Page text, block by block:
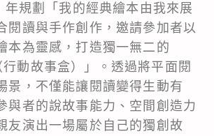
年規劃「我的經典繪本由我來展
閱讀與手作創作，邀請參加者以
本為靈感，打造獨一無二的
行動故事盒）」。透過將平面閱
景，不僅能讓閱讀變得生動有
與者的說故事能力、空間創造力
友演出一場屬於自己的獨創故